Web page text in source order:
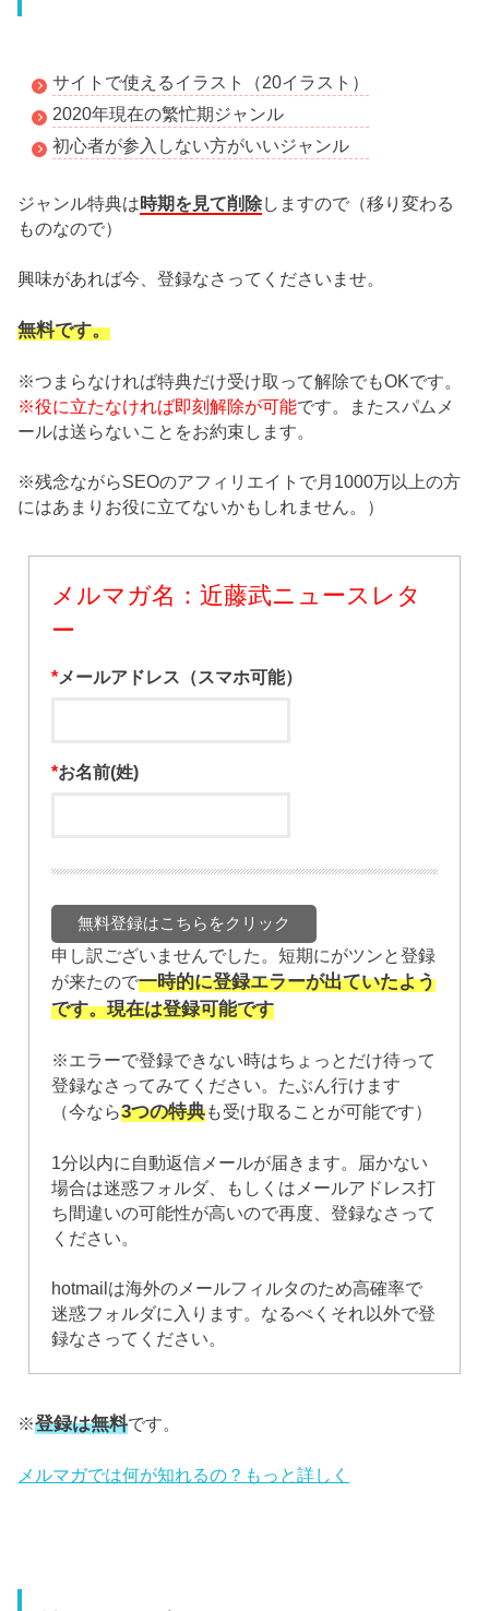
サイトで使えるイラスト（20イラスト）
2020年現在の繁忙期ジャンル
初心者が参入しない方がいいジャンル
ジャンル特典は時期を見て削除しますので（移り変わる
ものなので）
興味があれば今、登録なさってくださいませ。
無料です。
※つまらなければ特典だけ受け取って解除でもOKです。
※役に立たなければ即刻解除が可能です。またスパムメ
ールは送らないことをお約束します。
※残念ながらSEOのアフィリエイトで月1000万以上の方
にはあまりお役に立てないかもしれません。）
メルマガ名：近藤武ニュースレタ
ー
*メールアドレス（スマホ可能）
*お名前(姓)
申し訳ございませんでした。短期にがツンと登録
が来たので一時的に登録エラーが出ていたよう
です。現在は登録可能です
※エラーで登録できない時はちょっとだけ待って
登録なさってみてください。たぶん行けます
（今なら3つの特典も受け取ることが可能です）
1分以内に自動返信メールが届きます。届かない
場合は迷惑フォルダ、もしくはメールアドレス打
ち間違いの可能性が高いので再度、登録なさって
ください。
hotmailは海外のメールフィルタのため高確率で
迷惑フォルダに入ります。なるべくそれ以外で登
録なさってください。
※登録は無料です。
メルマガでは何が知れるの？もっと詳しく